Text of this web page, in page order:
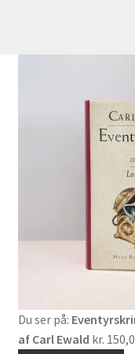
Du ser på:
af Carl Ewald kr.